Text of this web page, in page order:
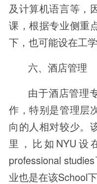
及计算机语言等，
课，根据专业侧重
下，也可能设在工
六、酒店管理
由于酒店管理
作，特别是管理层
向的人相对较少。
里，比如NYU设
professional
业也是在该School下